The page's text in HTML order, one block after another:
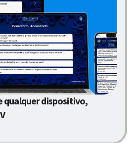
qualquer dispositivo,